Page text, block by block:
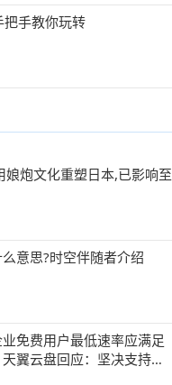
把手教你玩转
娘炮文化重塑日本,已影响至
意思?时空伴随者介绍
免费用户最低速率应满足
翼云盘回应：坚决支持，